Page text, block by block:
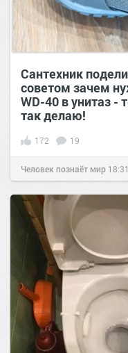
Сантехник
советом зачем
WD-40 в унитаз -
так делаю!
172 19
Человек познаёт мир 18:31